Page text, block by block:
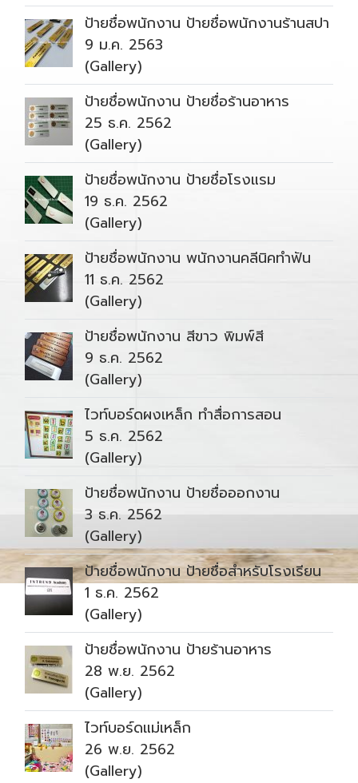
ป้ายชื่อพนักงาน ป้ายชื่อพนักงานร้านสปา
9 ม.ค. 2563
(Gallery)
ป้ายชื่อพนักงาน ป้ายชื่อร้านอาหาร
25 ธ.ค. 2562
(Gallery)
ป้ายชื่อพนักงาน ป้ายชื่อโรงแรม
19 ธ.ค. 2562
(Gallery)
ป้ายชื่อพนักงาน พนักงานคลีนิคทำฟัน
11 ธ.ค. 2562
(Gallery)
ป้ายชื่อพนักงาน สีขาว พิมพ์สี
9 ธ.ค. 2562
(Gallery)
ไวท์บอร์ดผงเหล็ก ทำสื่อการสอน
5 ธ.ค. 2562
(Gallery)
ป้ายชื่อพนักงาน ป้ายชื่อออกงาน
3 ธ.ค. 2562
(Gallery)
ป้ายชื่อพนักงาน ป้ายชื่อสำหรับโรงเรียน
1 ธ.ค. 2562
(Gallery)
ป้ายชื่อพนักงาน ป้ายร้านอาหาร
28 พ.ย. 2562
(Gallery)
ไวท์บอร์ดแม่เหล็ก
26 พ.ย. 2562
(Gallery)